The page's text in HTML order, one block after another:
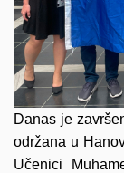
Danas je
održana u
Učenici